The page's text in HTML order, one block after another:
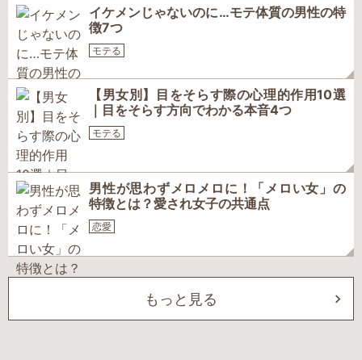
イケメンじゃないのに…モテ体質の男性の特
徴7つ
モテる
【男女別】目をそらす際の心理的作用10選
｜目をそらす方向でわかる本音4つ
モテる
男性が思わずメロメロに！「メロい女」の
特徴とは？愛され女子の共通点
恋愛
もっと見る